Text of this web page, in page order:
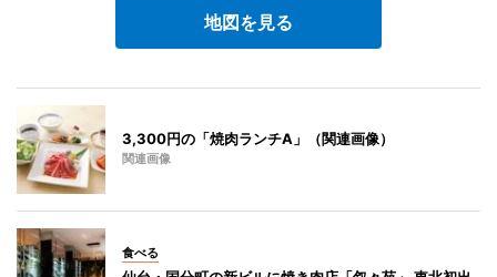
地図を見る
3,300円の「焼肉ランチA」（関連画像）
関連画像
食べる